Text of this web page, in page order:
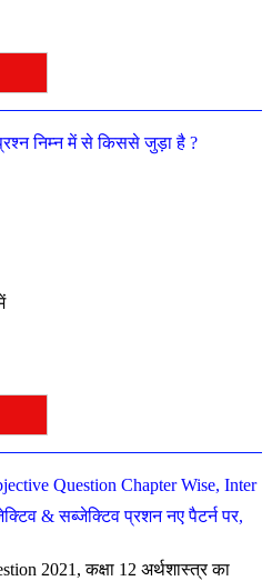
निम्नमेंसेकिससेजुड़ाहै ?
Question Chapter Wise, Inter
& सब्जेक्टिव प्रशन नए पैटर्न पर,
2021, कक्षा 12 अर्थशास्त्र का